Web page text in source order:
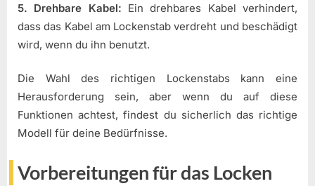
5. Drehbare Kabel: Ein drehbares Kabel verhindert,
dass das Kabel am Lockenstab verdreht und beschädigt
wird, wenn du ihn benutzt.
Die Wahl des richtigen Lockenstabs kann eine
Herausforderung sein, aber wenn du auf diese
Funktionen achtest, findest du sicherlich das richtige
Modell für deine Bedürfnisse.
Vorbereitungen für das Locken